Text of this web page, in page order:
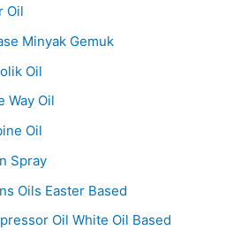
Oil
Minyak Gemuk
Oil
Way Oil
Oil
Spray
Oils Easter Based
Oil White Oil Based